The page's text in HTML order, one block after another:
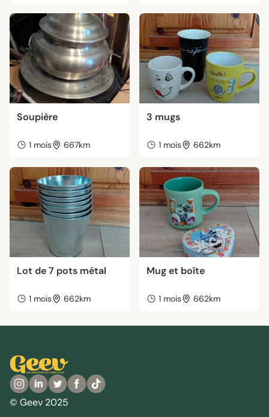
Soupière
1 mois 667km
3 mugs
1 mois 662km
Lot de 7 pots métal
1 mois 662km
Mug et boîte
1 mois 662km
© Geev 2025